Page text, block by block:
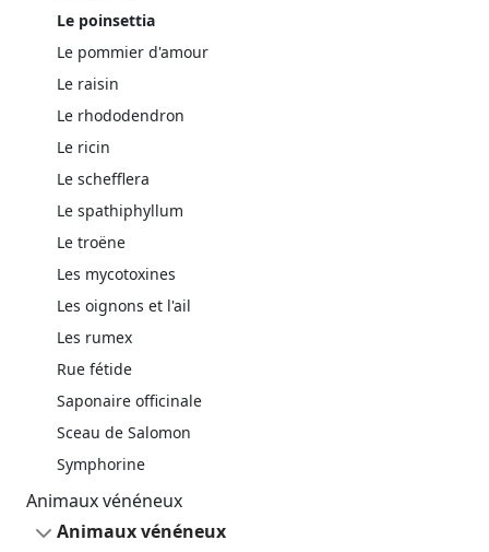
Le poinsettia
Le pommier d'amour
Le raisin
Le rhododendron
Le ricin
Le schefflera
Le spathiphyllum
Le troëne
Les mycotoxines
Les oignons et l'ail
Les rumex
Rue fétide
Saponaire officinale
Sceau de Salomon
Symphorine
Animaux vénéneux
Animaux vénéneux